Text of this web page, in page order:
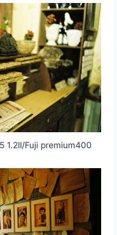
1.2II/Fuji premium400